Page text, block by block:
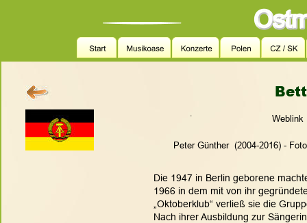
Peter Günther  (2004-2016) -
.
Die 1947 in Berlin geborene
1966 in dem mit von ihr
„Oktoberklub“ verließ sie die
Nach ihrer Ausbildung zur